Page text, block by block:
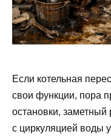
Если котельная
свои функции, пора
остановки, заметный
с циркуляцией воды